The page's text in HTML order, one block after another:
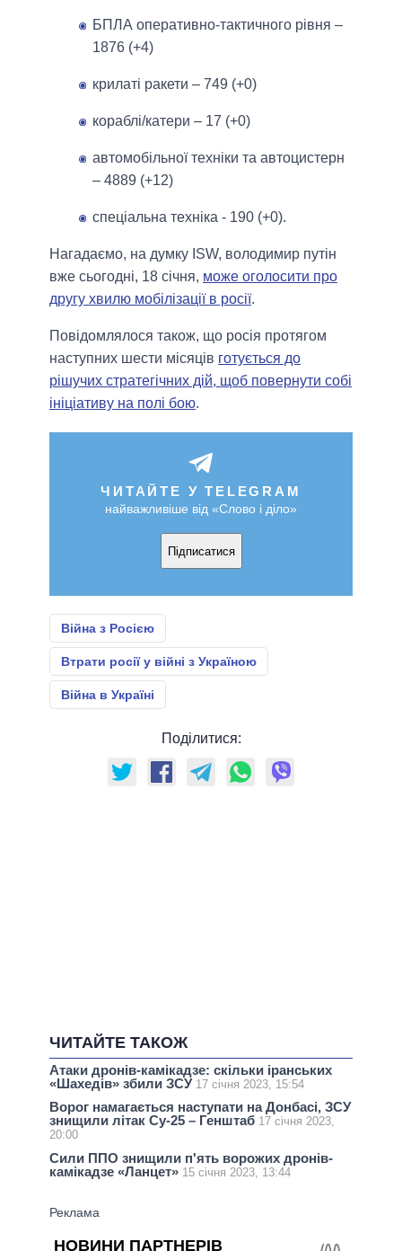
БПЛА оперативно-тактичного рівня –
1876 (+4)
крилаті ракети ‒ 749 (+0)
кораблі/катери ‒ 17 (+0)
автомобільної техніки та автоцистерн
– 4889 (+12)
спеціальна техніка - 190 (+0).
Нагадаємо, на думку ISW, володимир путін
вже сьогодні, 18 січня, може оголосити про
другу хвилю мобілізації в росії.
Повідомлялося також, що росія протягом
наступних шести місяців готується до
рішучих стратегічних дій, щоб повернути собі
ініціативу на полі бою.
ЧИТАЙТЕ У TELEGRAM
найважливіше від «Слово і діло»
Підписатися
Війна з Росією
Втрати росії у війні з Україною
Війна в Україні
Поділитися:
ЧИТАЙТЕ ТАКОЖ
Атаки дронів-камікадзе: скільки іранських
«Шахедів» збили ЗСУ 17 січня 2023, 15:54
Ворог намагається наступати на Донбасі, ЗСУ
знищили літак Су-25 – Генштаб 17 січня 2023,
20:00
Сили ППО знищили п'ять ворожих дронів-
камікадзе «Ланцет» 15 січня 2023, 13:44